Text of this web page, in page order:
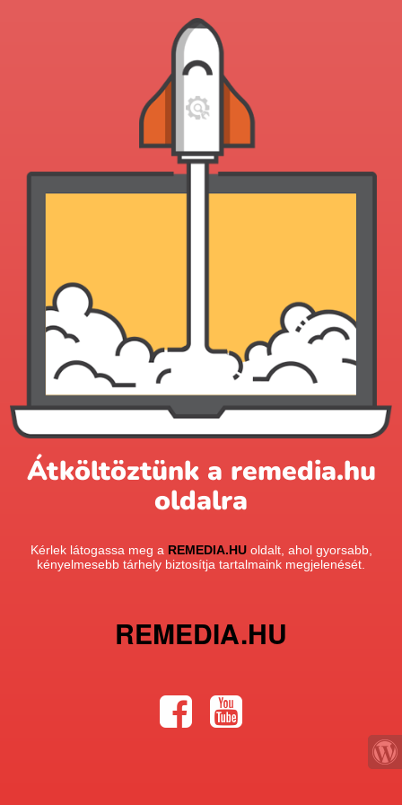
Átköltöztünk a remedia.hu
oldalra
Kérlek látogassa meg a REMEDIA.HUoldalt, ahol gyorsabb,
kényelmesebb tárhely biztosítja tartalmaink megjelenését.
REMEDIA.HU